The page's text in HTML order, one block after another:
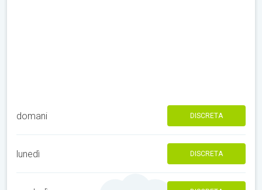
domani DISCRETA
lunedì DISCRETA